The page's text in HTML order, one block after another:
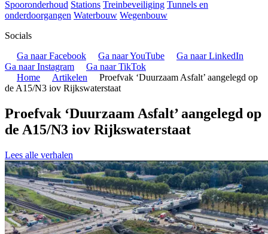
Spooronderhoud Stations Treinbeveiliging Tunnels en
onderdoorgangen Waterbouw Wegenbouw
Socials
Ga naar Facebook
Ga naar YouTube
Ga naar LinkedIn
Ga naar Instagram
Ga naar TikTok
Home
Artikelen
Proefvak ‘Duurzaam Asfalt’ aangelegd op
de A15/N3 iov Rijkswaterstaat
Proefvak ‘Duurzaam Asfalt’ aangelegd op
de A15/N3 iov Rijkswaterstaat
Lees alle verhalen